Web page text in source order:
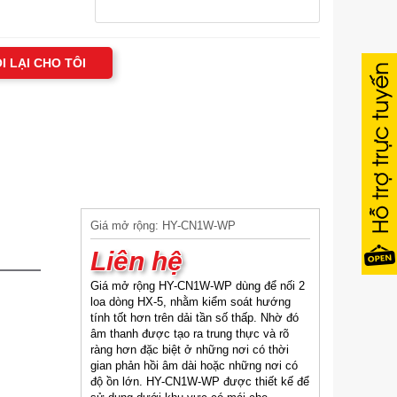
LẠI CHO TÔI
Giá mở rộng: HY-CN1W-WP
Liên hệ
Giá mở rộng HY-CN1W-WP dùng để nối 2
loa dòng HX-5, nhằm kiểm soát hướng
tính tốt hơn trên dải tần số thấp. Nhờ đó
âm thanh được tạo ra trung thực và rõ
ràng hơn đặc biệt ở những nơi có thời
gian phản hồi âm dài hoặc những nơi có
độ ồn lớn. HY-CN1W-WP được thiết kế để